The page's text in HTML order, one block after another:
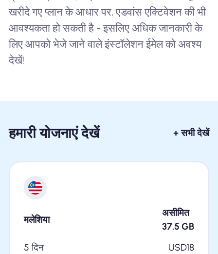
खरीदे गए प्लान के आधार पर, एडवांस एक्टिवेशन की भी
आवश्यकता हो सकती है - इसलिए अधिक जानकारी के
लिए आपको भेजे जाने वाले इंस्टॉलेशन ईमेल को अवश्य
देखें!
हमारी योजनाएं देखें + सभी देखें
मलेशिया
असीमित
37.5 GB
5 दिन
USD18